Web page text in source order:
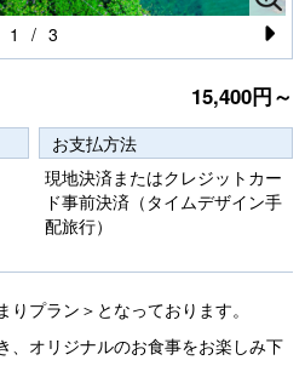
N
e
xt
1 / 3
15,400円～
お支払方法
現地決済またはクレジットカー
ド事前決済（タイムデザイン手
配旅行）
プラン＞となっております。
、オリジナルのお食事をお楽しみ下